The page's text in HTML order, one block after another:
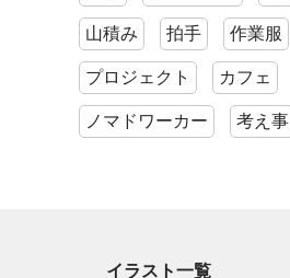
山積み 拍手 作業服
プロジェクト カフェ
ノマドワーカー 考え事
イラスト一覧